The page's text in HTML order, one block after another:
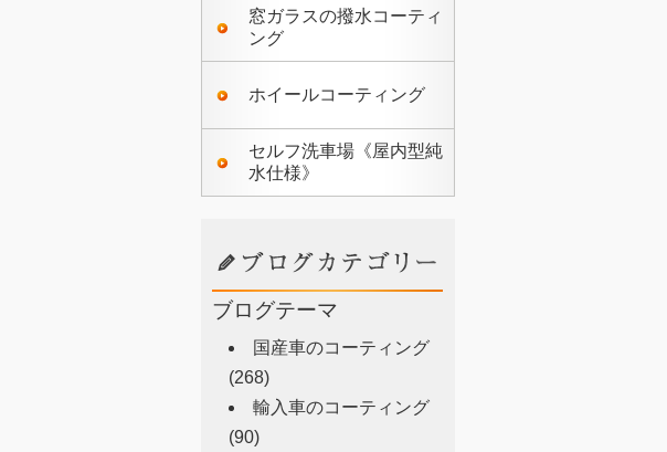
窓ガラスの撥水コーティ
ング
ホイールコーティング
セルフ洗車場《屋内型純
水仕様》
ブログテーマ
国産車のコーティング
(268)
輸入車のコーティング
(90)